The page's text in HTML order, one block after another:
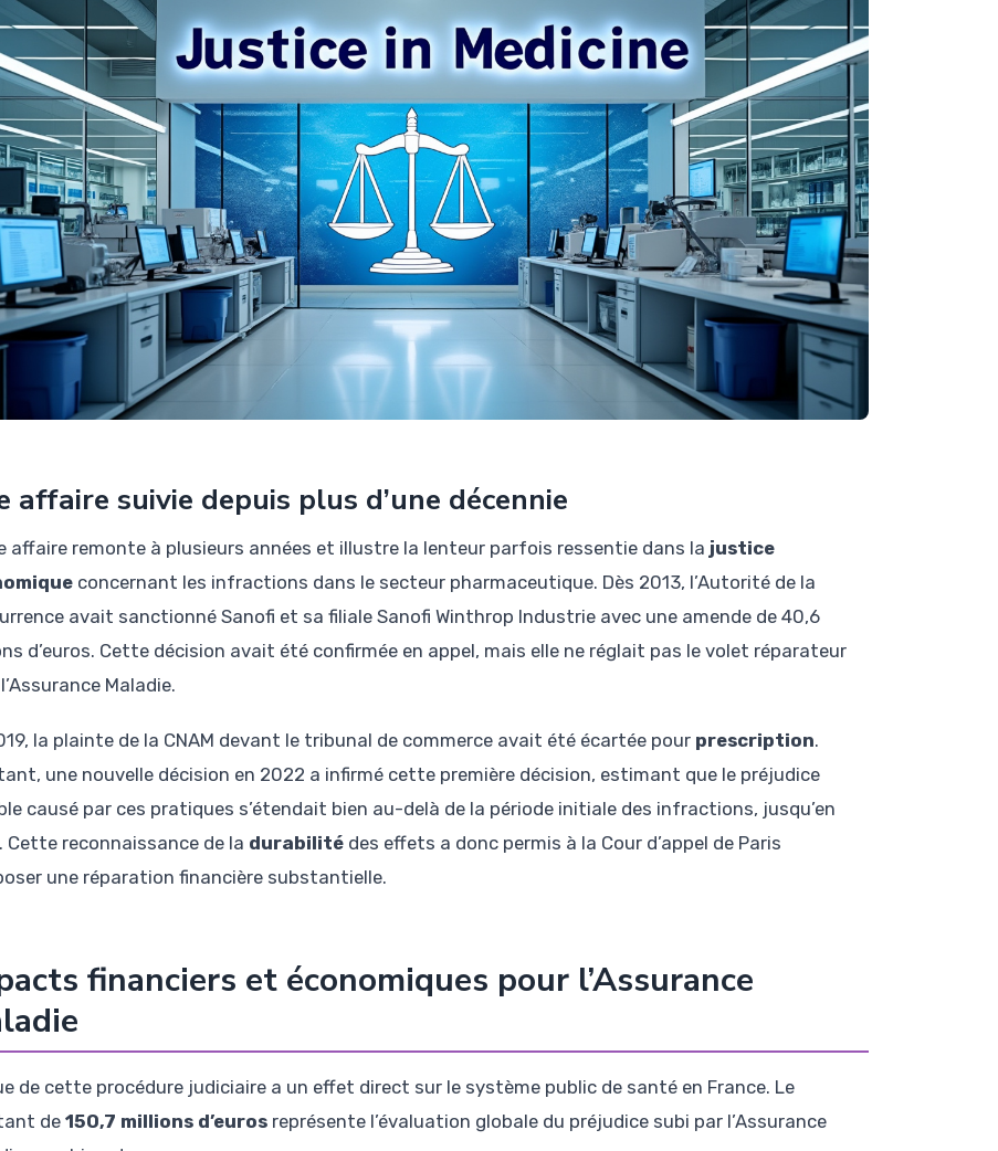
affaire suivie depuis plus d’une décennie
affaire remonte à plusieurs années et illustre la lenteur parfois ressentie dans la justice
concernant les infractions dans le secteur pharmaceutique. Dès 2013, l’Autorité de la
avait sanctionné Sanofi et sa filiale Sanofi Winthrop Industrie avec une amende de 40,6
d’euros. Cette décision avait été confirmée en appel, mais elle ne réglait pas le volet réparateur
Maladie.
la plainte de la CNAM devant le tribunal de commerce avait été écartée pour prescription.
une nouvelle décision en 2022 a infirmé cette première décision, estimant que le préjudice
causé par ces pratiques s’étendait bien au-delà de la période initiale des infractions, jusqu’en
Cette reconnaissance de la durabilité des effets a donc permis à la Cour d’appel de Paris
une réparation financière substantielle.
financiers et économiques pour l’Assurance
de cette procédure judiciaire a un effet direct sur le système public de santé en France. Le
de150,7 millions d’euros représente l’évaluation globale du préjudice subi par l’Assurance